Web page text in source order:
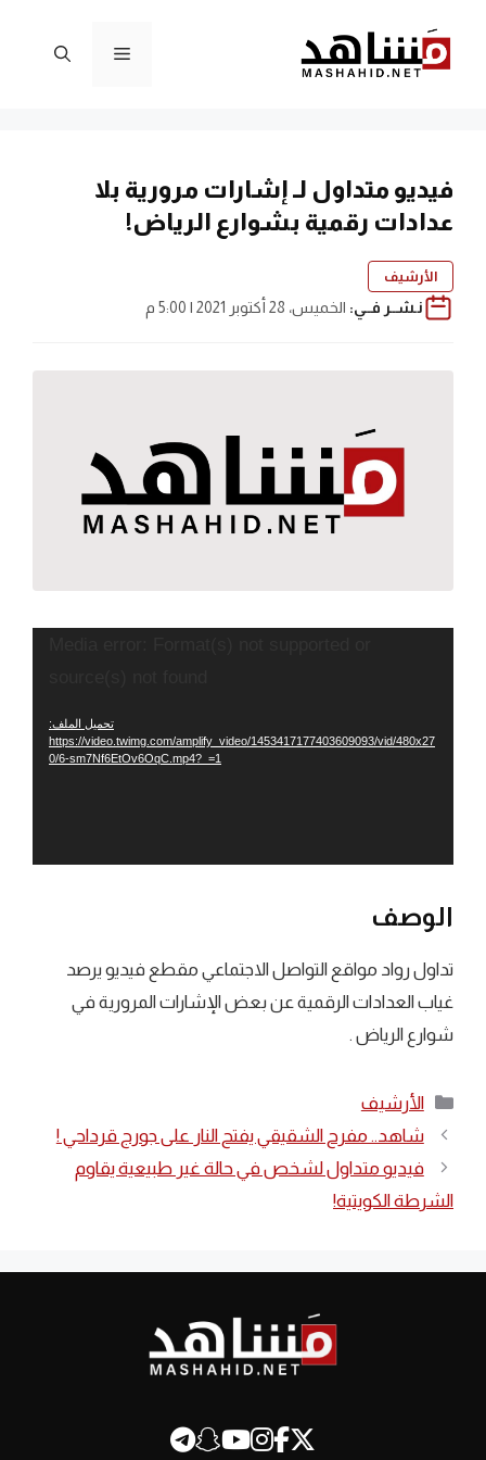
المحتوى
القائمة
فيديو متداول لـ إشارات مرورية بلا
عدادات رقمية بشوارع الرياض!
الأرشيف
نـشــر فــي: الخميس، 28 أكتوبر 2021 | 5:00 م
تحميل الملف:
https://video.twimg.com/amplify_video/1453417177403609093/vid/480x27
0/6-sm7Nf6EtOv6OqC.mp4?_=1
الوصف
تداول رواد مواقع التواصل الاجتماعي مقطع فيديو يرصد
غياب العدادات الرقمية عن بعض الإشارات المرورية في
شوارع الرياض .
التصنيفات
الأرشيف
شاهد.. مفرح الشقيقي يفتح النار على جورج قرداحي !
فيديو متداول لشخص في حالة غير طبيعية يقاوم
الشرطة الكويتية!